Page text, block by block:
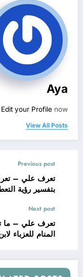
Aya
Edit your Profile now.
View All Posts
Previous post
تعرف علي –
بتفسير رؤية
Next post
تعرف علي – ما
المنام للعزباء